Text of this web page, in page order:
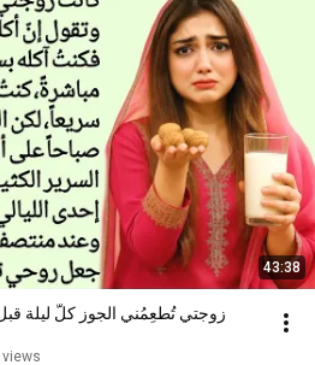
43:38
زوجتي تُطعِمُني الجوز كلَّ ليلة
views